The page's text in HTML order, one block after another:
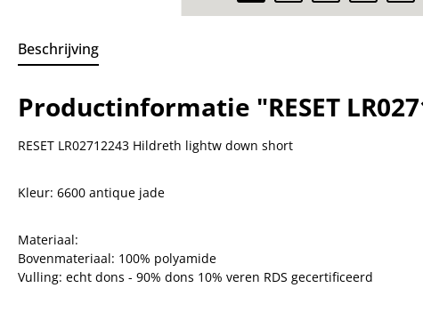
Beschrijving
Productinformatie "RESET
RESET LR02712243 Hildreth lightw down short
Kleur: 6600 antique jade
Materiaal:
Bovenmateriaal: 100% polyamide
Vulling: echt dons - 90% dons 10% veren RDS gecertificeerd